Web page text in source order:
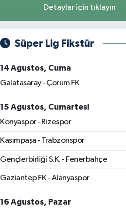
Detaylar için tıklayın
Süper Lig Fikstür
14 Ağustos, Cuma
Galatasaray - Çorum FK
15 Ağustos, Cumartesi
Konyaspor - Rizespor
Kasımpaşa - Trabzonspor
Gençlerbirliği S.K. - Fenerbahçe
Gaziantep FK - Alanyaspor
16 Ağustos, Pazar